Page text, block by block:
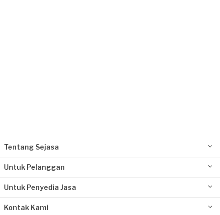
Tentang Sejasa
Untuk Pelanggan
Untuk Penyedia Jasa
Kontak Kami